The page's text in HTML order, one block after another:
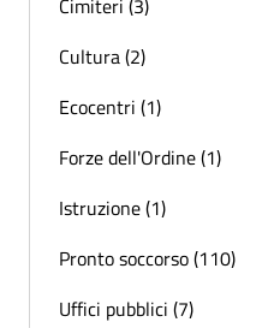
Cultura (2)
Ecocentri (1)
Forze dell'Ordine (1)
Istruzione (1)
Pronto soccorso (110)
Uffici pubblici (7)